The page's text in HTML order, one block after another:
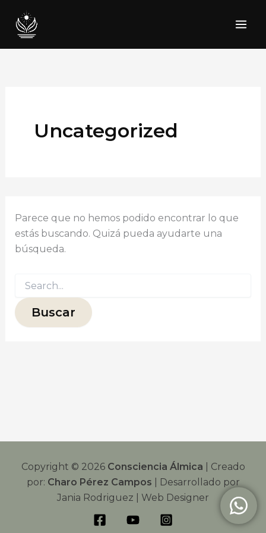
contenido
Uncategorized
Parece que no hemos podido encontrar lo que
estás buscando. Quizá pueda ayudarte una
búsqueda.
por:
Copyright © 2026 Consciencia Álmica | Creado
por: Charo Pérez Campos | Desarrollado por
Jania Rodriguez | Web Designer